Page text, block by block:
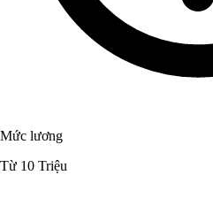
Mức lương
Từ 10 Triệu